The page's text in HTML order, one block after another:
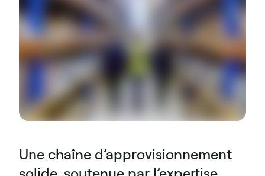
Une chaîne d’approvisionnement